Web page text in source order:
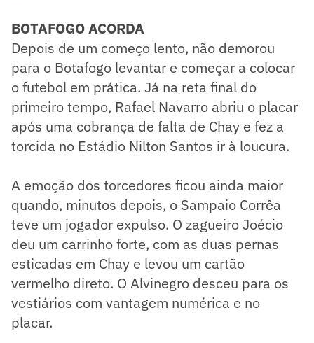
BOTAFOGO ACORDA
Depois de um começo lento, não demorou
para o Botafogo levantar e começar a colocar
o futebol em prática. Já na reta final do
primeiro tempo, Rafael Navarro abriu o placar
após uma cobrança de falta de Chay e fez a
torcida no Estádio Nilton Santos ir à loucura.
A emoção dos torcedores ficou ainda maior
quando, minutos depois, o Sampaio Corrêa
teve um jogador expulso. O zagueiro Joécio
deu um carrinho forte, com as duas pernas
esticadas em Chay e levou um cartão
vermelho direto. O Alvinegro desceu para os
vestiários com vantagem numérica e no
placar.